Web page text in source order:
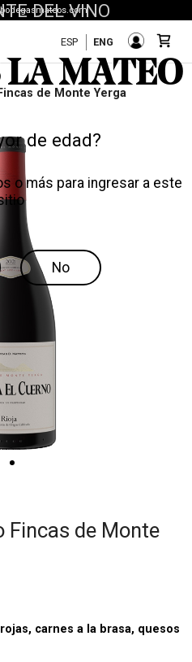
ESP ENG
de Monte Yerga
Fincas de Monte
carnes a la brasa, quesos
DEL VINO
LA MATEO
de edad?
o más para ingresar a este
No